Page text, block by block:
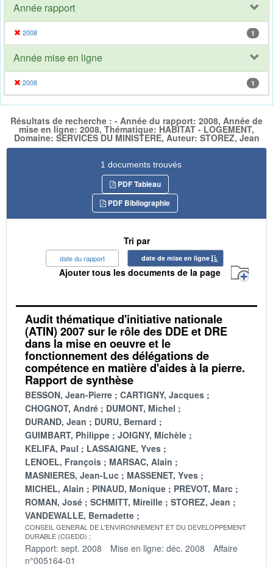
Année rapport
2008 1
Année mise en ligne
2008 1
Résultats de recherche : - Année du rapport: 2008, Année de
mise en ligne: 2008, Thématique: HABITAT - LOGEMENT,
Domaine: SERVICES DU MINISTERE, Auteur: STOREZ, Jean
1 documents trouvés
PDF Tableau
PDF Bibliographie
Tri par
date du rapport date de mise en ligne
Ajouter tous les documents de la page
Audit thématique d'initiative nationale
(ATIN) 2007 sur le rôle des DDE et DRE
dans la mise en oeuvre et le
fonctionnement des délégations de
compétence en matière d'aides à la pierre.
Rapport de synthèse
BESSON, Jean-Pierre
CARTIGNY, Jacques
CHOGNOT, André
DUMONT, Michel
DURAND, Jean
DURU, Bernard
GUIMBART, Philippe
JOIGNY, Michèle
KELIFA, Paul
LASSAIGNE, Yves
LENOEL, François
MARSAC, Alain
MASNIERES, Jean-Luc
MASSENET, Yves
MICHEL, Alain
PINAUD, Monique
PREVOT, Marc
ROMAN, José
SCHMITT, Mireille
STOREZ, Jean
VANDEWALLE, Bernadette
CONSEIL GENERAL DE L'ENVIRONNEMENT ET DU DEVELOPPEMENT
DURABLE (CGEDD)
Rapport: sept. 2008 Mise en ligne: déc. 2008
Affaire
n°005164-01